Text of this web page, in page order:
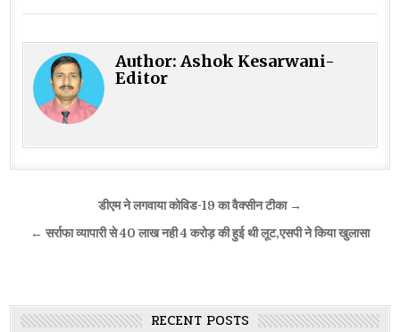
Author:Ashok Kesarwani-
Editor
navigation
डीएम ने लगवाया कोविड-19 का वैक्सीन टीका →
← सर्राफा व्यापारी से 40 लाख नही 4 करोड़ की हुई थी लूट,एसपी ने किया खुलासा
RECENT POSTS